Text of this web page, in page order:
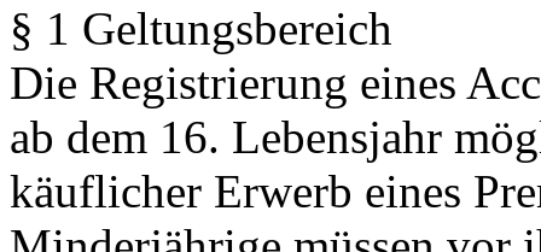
§ 1 Geltungsbereich
Die Registrierung eines
ab dem 16. Lebensjahr
käuflicher Erwerb eines